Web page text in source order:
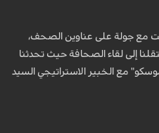
مع جولة على عناوين الصحف،
إلى لقاء الصحافة حيث تحدثنا
موسكو" مع الخبير الاستراتيجي السيد